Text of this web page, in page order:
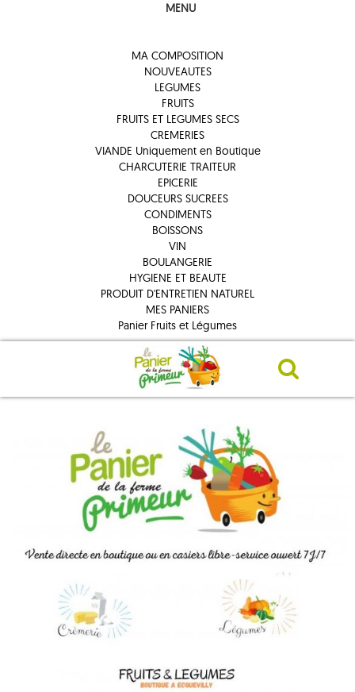
MENU
MA COMPOSITION
NOUVEAUTES
LEGUMES
FRUITS
FRUITS ET LEGUMES SECS
CREMERIES
VIANDE Uniquement en Boutique
CHARCUTERIE TRAITEUR
EPICERIE
DOUCEURS SUCREES
CONDIMENTS
BOISSONS
VIN
BOULANGERIE
HYGIENE ET BEAUTE
PRODUIT D'ENTRETIEN NATUREL
MES PANIERS
Panier Fruits et Légumes